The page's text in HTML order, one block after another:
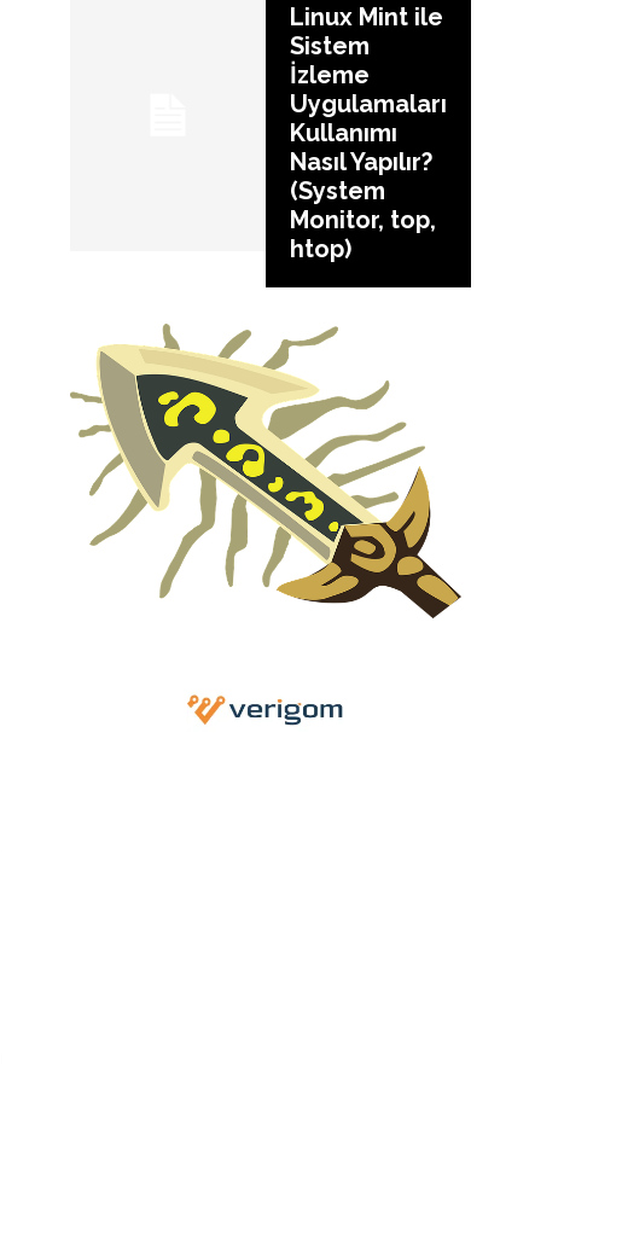
Linux Mint ile
Sistem
İzleme
Uygulamaları
Kullanımı
Nasıl Yapılır?
(System
Monitor, top,
htop)